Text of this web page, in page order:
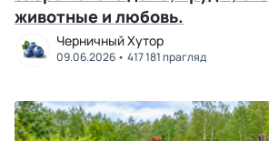
животные и любовь.
Черничный Хутор
09.06.2026 417 181 прагляд